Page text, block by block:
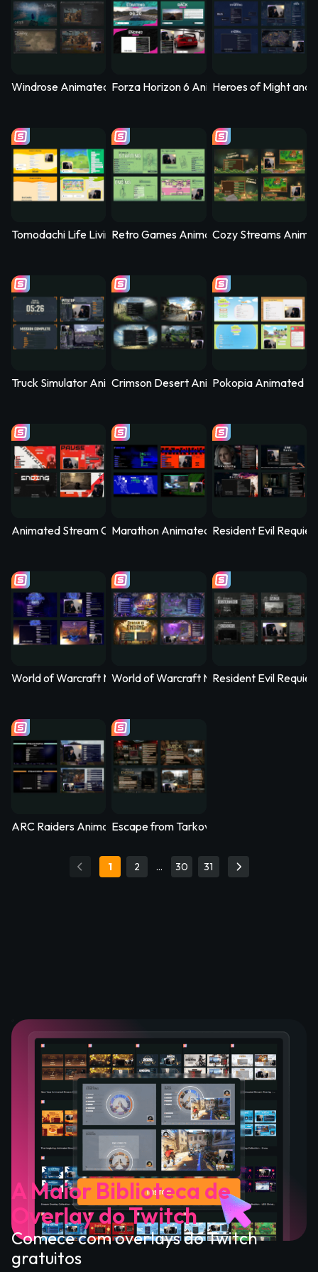
Windrose Animated Stream Overlay - Stormtide
Forza Horizon 6 Animated Stream
Heroes of Might and
Tomodachi Life Living the Dream Animated Stream Overlay -
Retro Games Animated Stream Overlay
Cozy Streams
Truck Simulator Animated Stream Overlay – Logistica
Crimson Desert Animated Stream
Pokopia Animated
Animated Stream Overlay - SYS_CORE
Marathon Animated Stream Overlay -
Resident Evil
World of Warcraft Midnight Animated Stream Overlay –
World of Warcraft Midnight Animated
Resident Evil
ARC Raiders Animated Stream Overlay – Arcfall
Escape from Tarkov Animated Stream
1 2 … 30 31
A Maior Biblioteca de
Overlay do Twitch
Comece com overlays do Twitch
gratuitos